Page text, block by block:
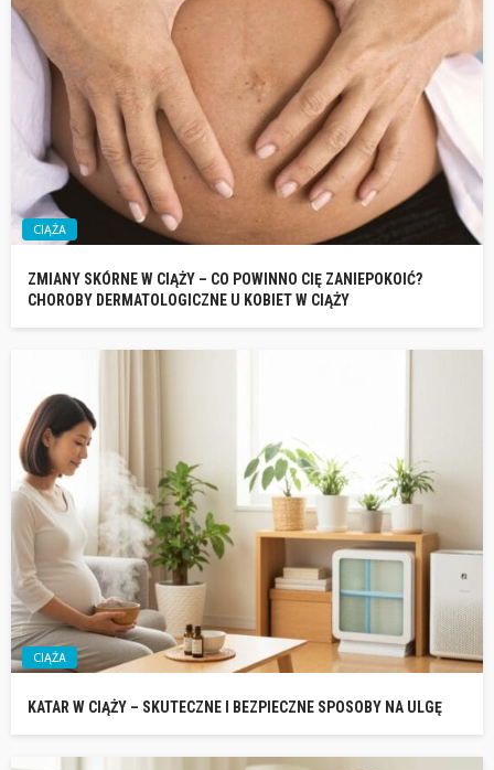
CIĄŻA
ZMIANY SKÓRNE W CIĄŻY – CO POWINNO CIĘ ZANIEPOKOIĆ?
CHOROBY DERMATOLOGICZNE U KOBIET W CIĄŻY
CIĄŻA
KATAR W CIĄŻY – SKUTECZNE I BEZPIECZNE SPOSOBY NA ULGĘ